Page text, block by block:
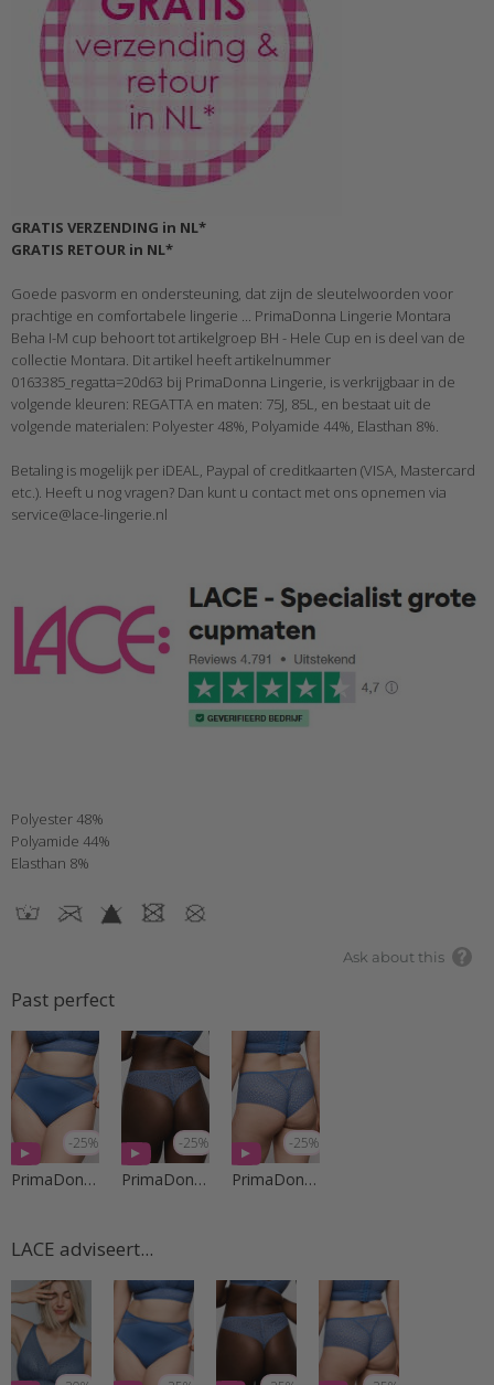
GRATIS VERZENDING in NL*
GRATIS RETOUR in NL*
Goede pasvorm en ondersteuning, dat zijn de sleutelwoorden voor
prachtige en comfortabele lingerie ... PrimaDonna Lingerie Montara
Beha I-M cup behoort tot artikelgroep BH - Hele Cup en is deel van de
collectie Montara. Dit artikel heeft artikelnummer
0163385_regatta=20d63 bij PrimaDonna Lingerie, is verkrijgbaar in de
volgende kleuren: REGATTA en maten: 75J, 85L, en bestaat uit de
volgende materialen: Polyester 48%, Polyamide 44%, Elasthan 8%.
Betaling is mogelijk per iDEAL, Paypal of creditkaarten (VISA, Mastercard
etc.). Heeft u nog vragen? Dan kunt u contact met ons opnemen via
service@lace-lingerie.nl
Polyester 48%
Polyamide 44%
Elasthan 8%
Ask about this
Past perfect
-25%
PrimaDonna Lingerie
-25%
PrimaDonna Lingerie
-25%
PrimaDonna Lingerie
LACE adviseert...